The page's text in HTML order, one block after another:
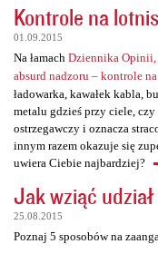
Kontrole na
01.09.2015
Na łamach Dziennika Opinii,
absurd nadzoru – kontrole
ładowarka, kawałek kabla,
metalu gdzieś przy ciele, czy
ostrzegawczy i oznacza
innym razem okazuje się
uwiera Ciebie najbardziej?
Jak wziąć
25.08.2015
Poznaj 5 sposobów na